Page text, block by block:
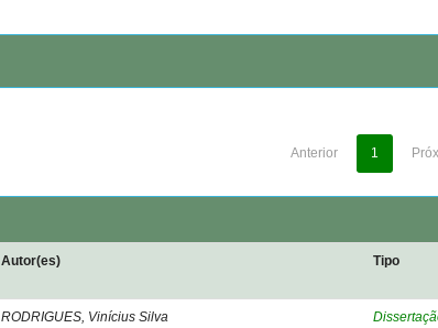
Anterior 1
Autor(es) Tipo
RODRIGUES, Vinícius Silva